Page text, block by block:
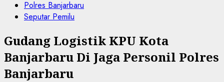
Polres Banjarbaru
Seputar Pemilu
Gudang Logistik KPU Kota
Banjarbaru Di Jaga Personil Polres
Banjarbaru